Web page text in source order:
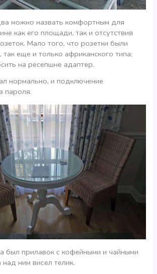
можно назвать комфортным для
как его площади, так и отсутствия
Мало того, что розетки были
так еще и только африканского типа;
на ресепшне адаптер.
нормально, и подключение
пароля.
был прилавок с кофейными и чайными
ним висел телик.